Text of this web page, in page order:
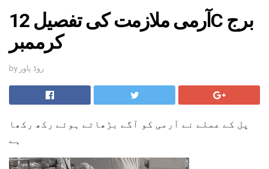
آرمی ملازمت کی تفصیل 12C برج
کرممبر
by روڈ پاور
پل کے عملے نے آرمی کو آگے بڑھاتے ہوئے رکھ رکھا
ہے